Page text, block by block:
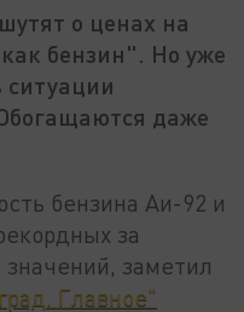
о ценах на
бензин". Но уже
ситуации
даже
бензина Аи-92 и
за
заметил
Главное"